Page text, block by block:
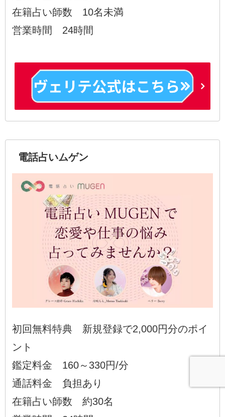
在籍占い師数 10名未満
営業時間 24時間
電話占いムゲン
初回無料特典 新規登録で2,000円分のポイ
ント
鑑定料金 160～330円/分
通話料金 負担あり
在籍占い師数 約30名